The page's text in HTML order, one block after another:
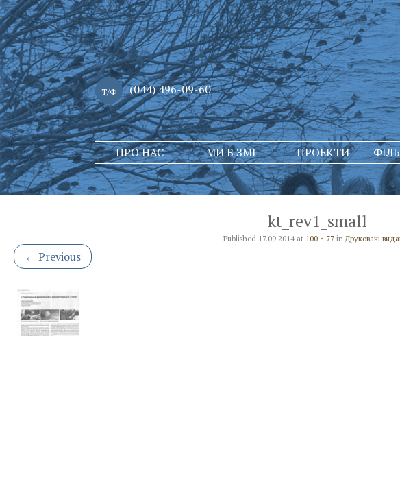
Т/Ф (044) 496-09-60
Skip
to
content
ПРО НАС МИ В ЗМІ ПРОЕКТИ
kt_rev1_small
Published 17.09.2014at 100 × 77 inДруковані
← Previous